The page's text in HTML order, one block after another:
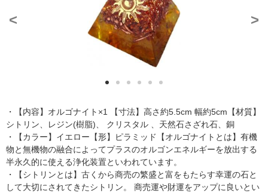
< >
・【内容】オルゴナイト×1 【寸法】高さ約5.5cm 幅約5cm【材質】
シトリン、レジン(樹脂)、 クリスタル 、天然石さざれ石、銅
・【カラー】イエロー【形】ピラミッド【オルゴナイトとは】有機
物と無機物の融合によってプラスのオルゴンエネルギーを放出する
半永久的に使える浄化装置といわれています。
・【シトリンとは】古くから商売の繁盛と富をもたらす幸運の石と
して大切にされてきたシトリン。 商売運や財運をアップに良いとい